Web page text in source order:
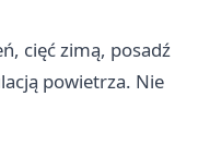
cięć zimą, posadź
powietrza. Nie